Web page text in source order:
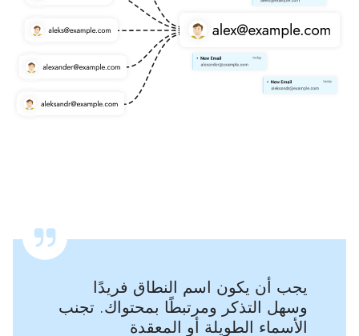
يجب أن يكون اسم النطاق فريدًا
وسهل التذكر ومرتبطًا بمحتواك. تجنب
الأسماء الطويلة أو المعقدة